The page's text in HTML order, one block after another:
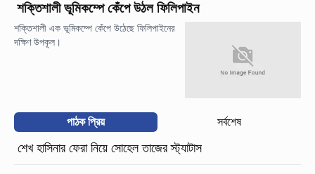
শক্তিশালী ভূমিকম্পে কেঁপে উঠল ফিলিপাইন
শক্তিশালী এক ভূমিকম্পে কেঁপে উঠেছে ফিলিপাইনের
দক্ষিণ উপকূল।
পাঠক প্রিয় সর্বশেষ
শেখ হাসিনার ফেরা নিয়ে সোহেল তাজের স্ট্যাটাস